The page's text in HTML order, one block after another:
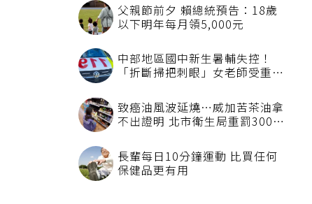
父親節前夕 賴總統預告：18歲
以下明年每月領5,000元
中部地區國中新生暑輔失控！
「折斷掃把刺眼」女老師受重傷
致癌油風波延燒…威加苦茶油拿
不出證明 北市衛生局重罰300萬
長輩每日10分鐘運動 比買任何
保健品更有用